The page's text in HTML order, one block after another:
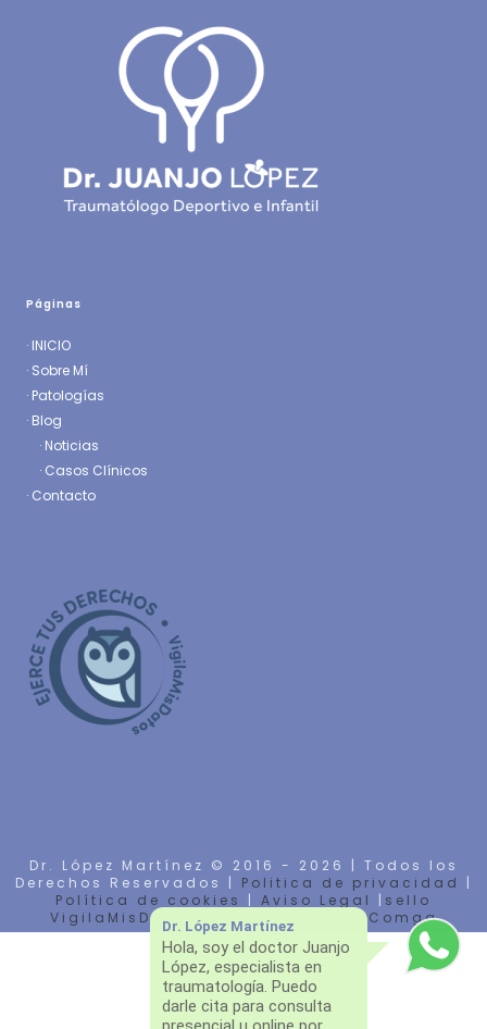
Páginas
· INICIO
· Sobre Mí
· Patologías
· Blog
· Noticias
· Casos Clínicos
· Contacto
Dr. López Martínez © 2016 - 2026 | Todos los
Derechos Reservados | Politica de privacidad
|
Política de cookies
| Aviso Legal | sello
VigilaMisDatos | Diseño Web porComga
Dr. López Martínez
Hola, soy el doctor Juanjo
López, especialista en
traumatología. Puedo
darle cita para consulta